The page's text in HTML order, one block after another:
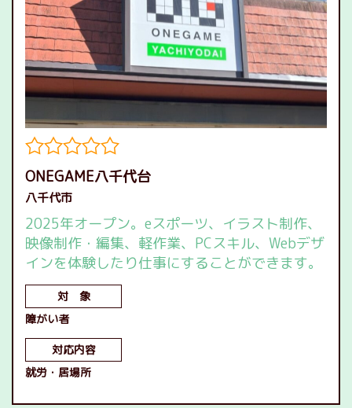
ONEGAME八千代台
八千代市
2025年オープン。eスポーツ、イラスト制作、
映像制作・編集、軽作業、PCスキル、Webデザ
インを体験したり仕事にすることができます。
対 象
障がい者
対応内容
就労
居場所